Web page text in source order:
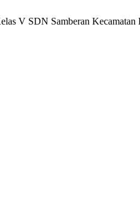
V SDN Samberan Kecamatan